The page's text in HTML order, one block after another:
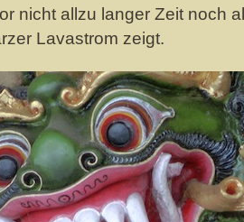
nicht allzu langer Zeit noch
Lavastrom zeigt.